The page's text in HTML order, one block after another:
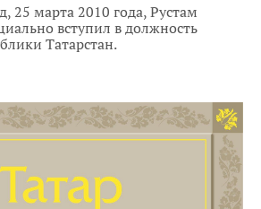
25 марта 2010 года, Рустам
вступил в должность
Татарстан.